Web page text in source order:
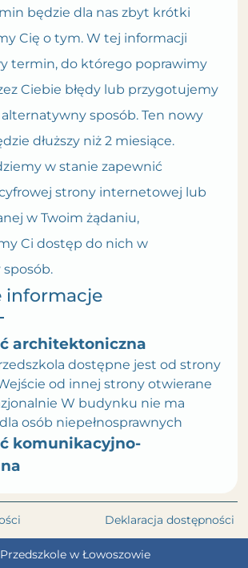
będzie dla nas zbyt krótki
Cię o tym. W tej informacji
termin, do którego poprawimy
Ciebie błędy lub przygotujemy
sposób. Ten nowy
dłuższy niż 2 miesiące.
w stanie zapewnić
strony internetowej lub
w Twoim żądaniu,
Ci dostęp do nich w
informacje
architektoniczna
dostępne jest od strony
od innej strony otwierane
W budynku nie ma
osób niepełnosprawnych
komunikacyjno-
Deklaracja dostępności
w Łowoszowie